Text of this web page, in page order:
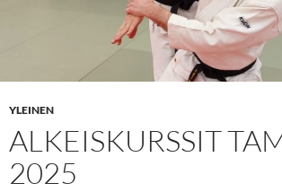
YLEINEN
ALKEISKURSSIT
2025